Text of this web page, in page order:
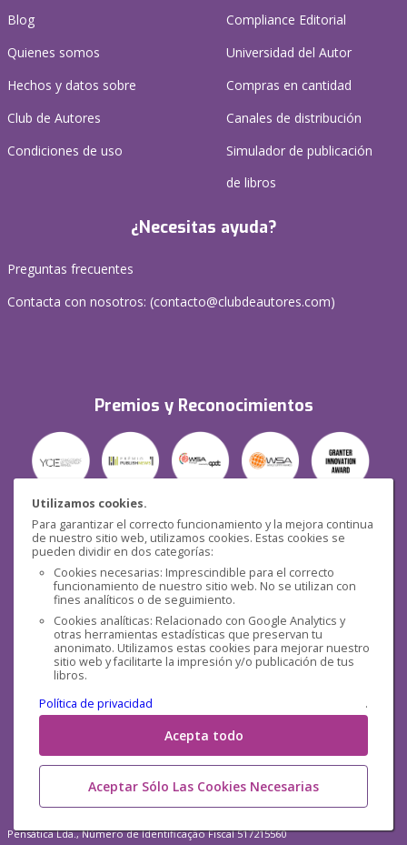
Utilizamos cookies.
Para garantizar el correcto funcionamiento y la mejora continua
de nuestro sitio web, utilizamos cookies. Estas cookies se
pueden dividir en dos categorías:
Cookies necesarias: Imprescindible para el correcto
funcionamiento de nuestro sitio web. No se utilizan con
fines analíticos o de seguimiento.
Cookies analíticas: Relacionado con Google Analytics y
otras herramientas estadísticas que preservan tu
anonimato. Utilizamos estas cookies para mejorar nuestro
sitio web y facilitarte la impresión y/o publicación de tus
libros.
Política de privacidad
.
Acepta todo
Aceptar Sólo Las Cookies Necesarias
Blog
Quienes somos
Hechos y datos sobre
Club de Autores
Condiciones de uso
Compliance Editorial
Universidad del Autor
Compras en cantidad
Canales de distribución
Simulador de publicación
de libros
¿Necesitas ayuda?
Preguntas frecuentes
Contacta con nosotros: (contacto@clubdeautores.com)
Premios y Reconocimientos
Seguridad
Redes sociales
Pensática Lda., Número de Identificação Fiscal 517215560